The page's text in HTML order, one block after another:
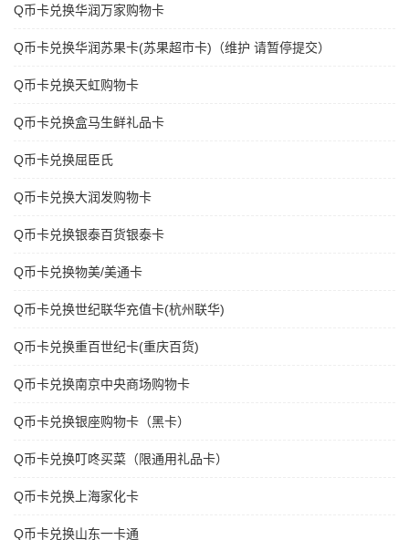
Q币卡兑换华润万家购物卡
Q币卡兑换华润苏果卡(苏果超市卡)（维护 请暂停提交）
Q币卡兑换天虹购物卡
Q币卡兑换盒马生鲜礼品卡
Q币卡兑换屈臣氏
Q币卡兑换大润发购物卡
Q币卡兑换银泰百货银泰卡
Q币卡兑换物美/美通卡
Q币卡兑换世纪联华充值卡(杭州联华)
Q币卡兑换重百世纪卡(重庆百货)
Q币卡兑换南京中央商场购物卡
Q币卡兑换银座购物卡（黑卡）
Q币卡兑换叮咚买菜（限通用礼品卡）
Q币卡兑换上海家化卡
Q币卡兑换山东一卡通